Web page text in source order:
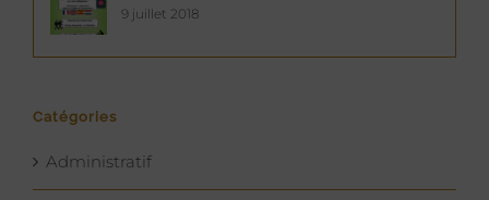
9 juillet 2018
Catégories
Administratif